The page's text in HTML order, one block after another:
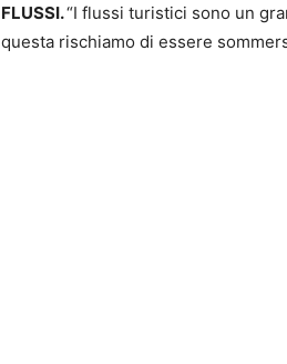
FLUSSI.“I flussi turistici sono un
questa rischiamo di essere